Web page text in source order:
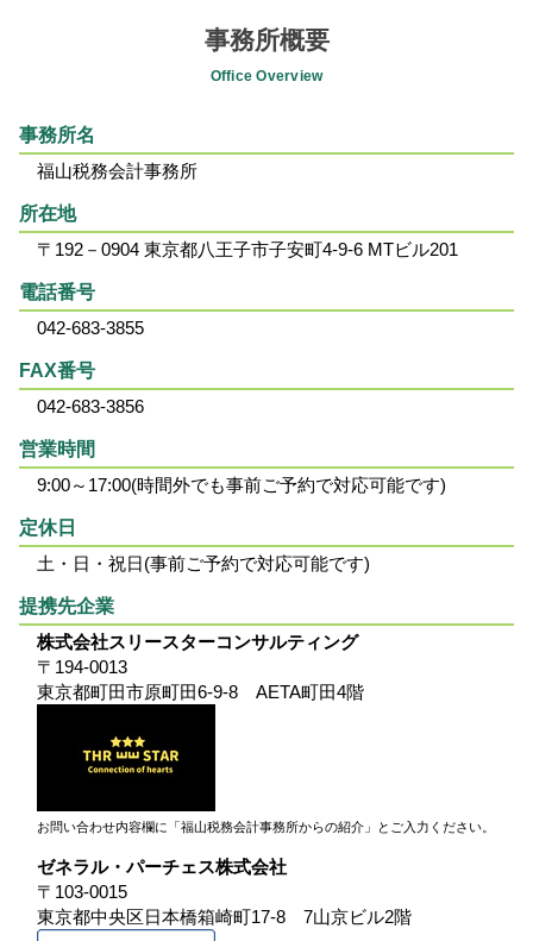
事務所概要
Office Overview
事務所名
福山税務会計事務所
所在地
〒192－0904 東京都八王子市子安町4-9-6 MTビル201
電話番号
042-683-3855
FAX番号
042-683-3856
営業時間
9:00～17:00(時間外でも事前ご予約で対応可能です)
定休日
土・日・祝日(事前ご予約で対応可能です)
提携先企業
株式会社スリースターコンサルティング
〒194-0013
東京都町田市原町田6-9-8 AETA町田4階
お問い合わせ内容欄に「福山税務会計事務所からの紹介」とご入力ください。
ゼネラル・パーチェス株式会社
〒103-0015
東京都中央区日本橋箱崎町17-8 7山京ビル2階